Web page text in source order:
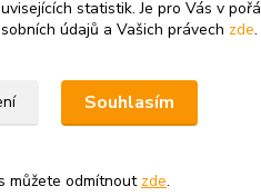
statistik. Je pro Vás v
údajů a Vašich právech zde.
Souhlasím
můžete odmítnout zde.